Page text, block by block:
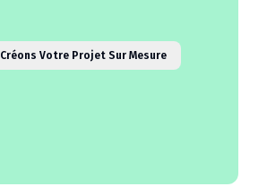
Créons Votre Projet Sur Mesure